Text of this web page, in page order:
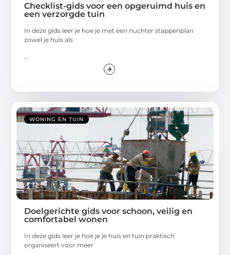
Checklist-gids voor een opgeruimd huis en
een verzorgde tuin
In deze gids leer je hoe je met een nuchter stappenplan
zowel je huis als
...
WONING EN TUIN
Doelgerichte gids voor schoon, veilig en
comfortabel wonen
In deze gids leer je hoe je je huis en tuin praktisch
organiseert voor meer